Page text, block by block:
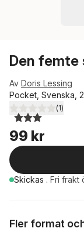
Den femte
Av Doris Lessing
Pocket, Svenska,
3,0utav 5 stjärnor.
(1)
99 kr
Skickas . Fri frakt
Fler format